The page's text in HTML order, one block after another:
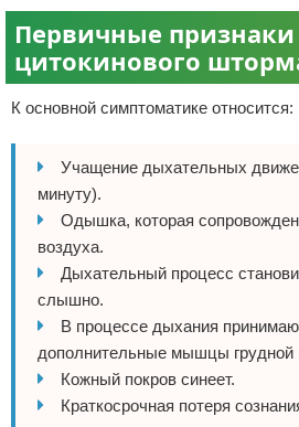
Первичные признаки
цитокинового
К основной симптоматике относится:
Учащение дыхательных
минуту).
Одышка, которая
воздуха.
Дыхательный процесс
слышно.
В процессе дыхания
дополнительные мышцы грудной
Кожный покров синеет.
Краткосрочная потеря